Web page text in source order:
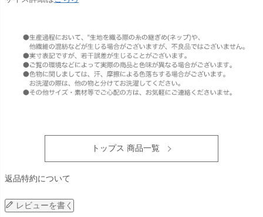
トップス 商品一覧
返品特約について
レビューを書く